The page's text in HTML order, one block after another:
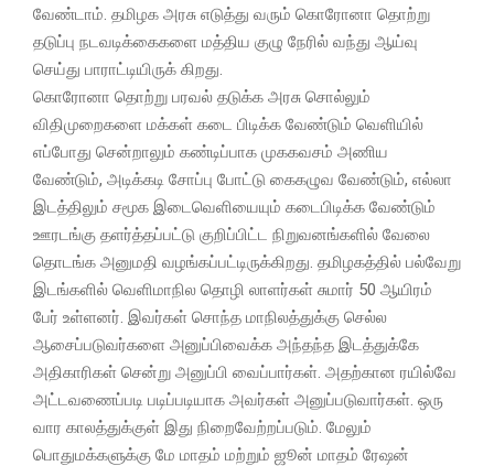
வேண்டாம். தமிழக அரசு எடுத்து வரும் கொரோனா தொற்று
தடுப்பு நடவடிக்கைகளை மத்திய குழு நேரில் வந்து ஆய்வு
செய்து பாராட்டியிருக் கிறது.
கொரோனா தொற்று பரவல் தடுக்க அரசு சொல்லும்
விதிமுறைகளை மக்கள் கடை பிடிக்க வேண்டும் வெளியில்
எப்போது சென்றாலும் கண்டிப்பாக முககவசம் அணிய
வேண்டும், அடிக்கடி சோப்பு போட்டு கைகழுவ வேண்டும், எல்லா
இடத்திலும் சமூக இடைவெளியையும் கடைபிடிக்க வேண்டும்
ஊரடங்கு தளர்த்தப்பட்டு குறிப்பிட்ட நிறுவனங்களில் வேலை
தொடங்க அனுமதி வழங்கப்பட்டிருக்கிறது. தமிழகத்தில் பல்வேறு
இடங்களில் வெளிமாநில தொழி லாளர்கள் சுமார் 50 ஆயிரம்
பேர் உள்ளனர். இவர்கள் சொந்த மாநிலத்துக்கு செல்ல
ஆசைப்படுவர்களை அனுப்பிவைக்க அந்தந்த இடத்துக்கே
அதிகாரிகள் சென்று அனுப்பி வைப்பார்கள். அதற்கான ரயில்வே
அட்டவணைப்படி படிப்படியாக அவர்கள் அனுப்படுவார்கள். ஒரு
வார காலத்துக்குள் இது நிறைவேற்றப்படும். மேலும்
பொதுமக்களுக்கு மே மாதம் மற்றும் ஜூன் மாதம் ரேஷன்